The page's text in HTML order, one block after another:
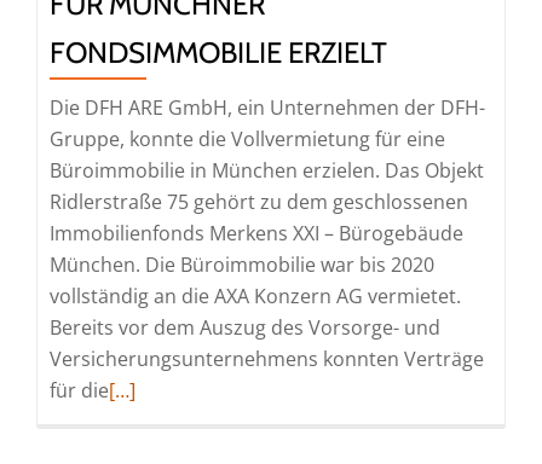
FONDSIMMOBILIE ERZIELT
Die DFH ARE GmbH, ein Unternehmen der DFH-
Gruppe, konnte die Vollvermietung für eine
Büroimmobilie in München erzielen. Das Objekt
Ridlerstraße 75 gehört zu dem geschlossenen
Immobilienfonds Merkens XXI – Bürogebäude
München. Die Büroimmobilie war bis 2020
vollständig an die AXA Konzern AG vermietet.
Bereits vor dem Auszug des Vorsorge- und
Versicherungsunternehmens konnten Verträge
für dieRead
[…]